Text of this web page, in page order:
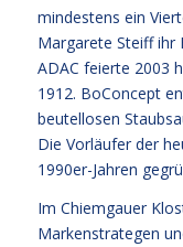
mindestens ein
Margarete Steiff ihr
ADAC feierte 2003
1912. BoConcept
beutellosen
Die Vorläufer der
1990er-Jahren
Im Chiemgauer
Markenstrategen